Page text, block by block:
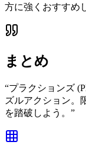
方に強くおすすめ
まとめ
“プラクションズ
ズルアクション。
を踏破しよう。 ”